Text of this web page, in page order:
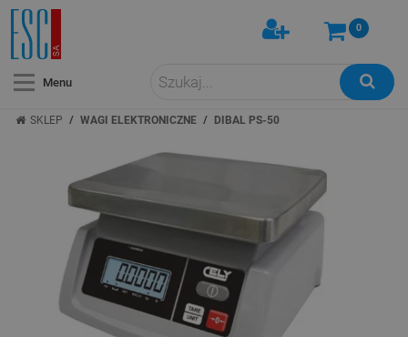
Menu
0
SKLEP / WAGI ELEKTRONICZNE / DIBAL PS-50